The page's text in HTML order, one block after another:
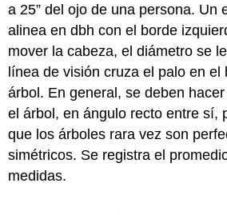
a 25” del ojo de una persona. Un
alinea en dbh con el borde
mover la cabeza, el diámetro se
línea de visión cruza el palo en el
árbol. En general, se deben
el árbol, en ángulo recto entre sí,
que los árboles rara vez son
simétricos. Se registra el
medidas.